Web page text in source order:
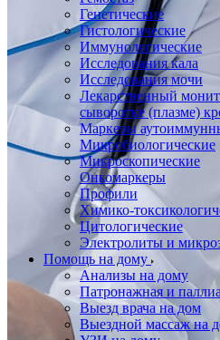
Генетические
Гистологические
Иммунологические
Исследования кала
Исследования мочи
Лекарственный
сыворотке (плазме)
Маркеры
Микробиологические
Микроскопические
Онкомаркеры
Профили
Химико-
Цитологические
Электролиты и
Помощь на дому
Анализы на дому
Патронажная и
Выезд врача на дом
Выездной массаж на